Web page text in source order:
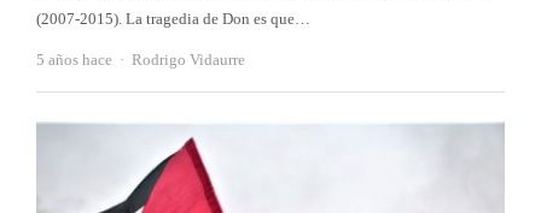
(2007-2015). La tragedia de Don es que…
5 años hace Autor
Rodrigo Vidaurre